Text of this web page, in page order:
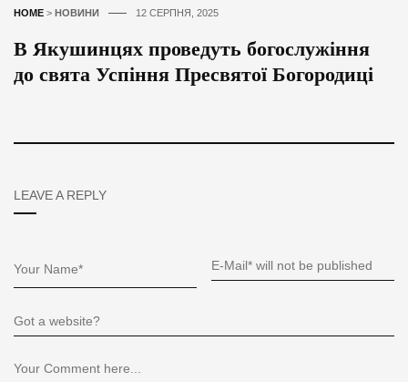
HOME > НОВИНИ 12 СЕРПНЯ, 2025
В Якушинцях проведуть богослужіння
до свята Успіння Пресвятої Богородиці
LEAVE A REPLY